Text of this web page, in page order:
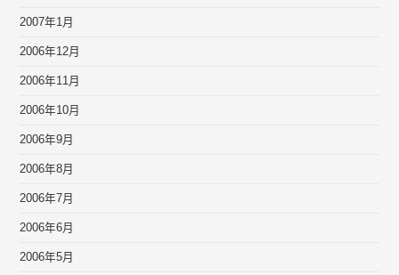
2007年1月
2006年12月
2006年11月
2006年10月
2006年9月
2006年8月
2006年7月
2006年6月
2006年5月